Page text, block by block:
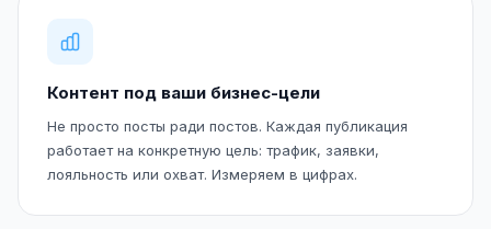
Контент под ваши бизнес-цели
Не просто посты ради постов. Каждая публикация
работает на конкретную цель: трафик, заявки,
лояльность или охват. Измеряем в цифрах.